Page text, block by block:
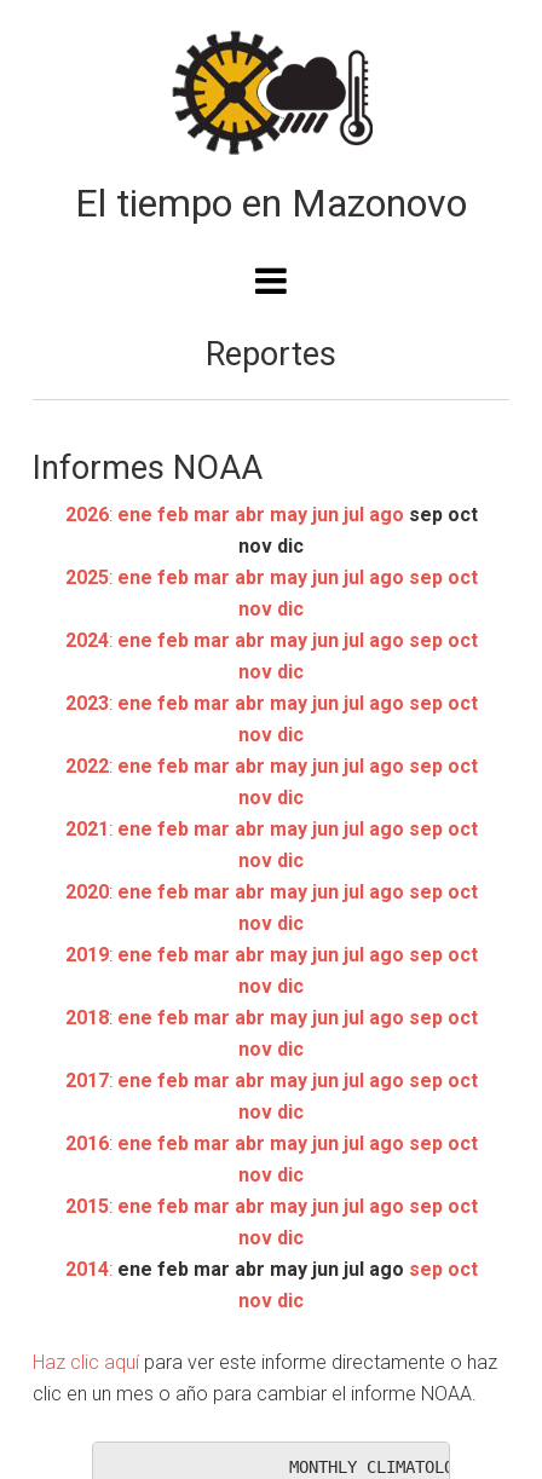
Reportes
Informes NOAA
2026: ene feb mar abr may jun jul ago sep oct
nov dic
2025: ene feb mar abr may jun jul ago sep oct
nov dic
2024: ene feb mar abr may jun jul ago sep oct
nov dic
2023: ene feb mar abr may jun jul ago sep oct
nov dic
2022: ene feb mar abr may jun jul ago sep oct
nov dic
2021 : ene feb mar abr may jun jul ago sep oct
nov dic
2020: ene feb mar abr may jun jul ago sep oct
nov dic
2019: ene feb mar abr may jun jul ago sep oct
nov dic
2018: ene feb mar abr may jun jul ago sep oct
nov dic
2017: ene feb mar abr may jun jul ago sep oct
nov dic
2016: ene feb mar abr may jun jul ago sep oct
nov dic
2015: ene feb mar abr may jun jul ago sep oct
nov dic
2014: ene feb mar abr may jun jul ago sep oct
nov dic
Haz clic aquípara ver este informe directamente o haz
clic en un mes o año para cambiar el informe NOAA.
MONTHLY CLIMATOLOGICAL